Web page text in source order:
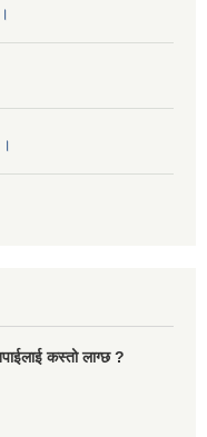
कस्तो लाग्छ ?